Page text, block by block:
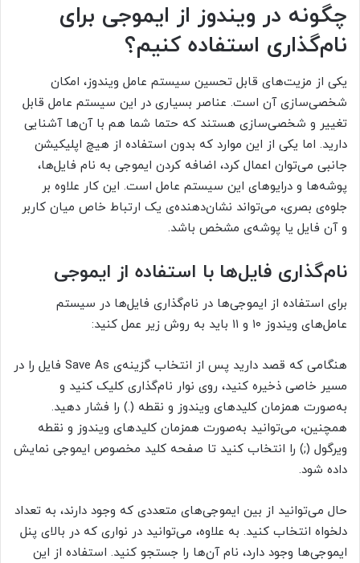
چگونه در ویندوز از ایموجی‌ برای
نام‌گذاری استفاده کنیم؟
یکی از مزیت‌های قابل تحسین سیستم عامل ویندوز، امکان
شخصی‌سازی آن است. عناصر بسیاری در این سیستم‌ عامل قابل
تغییر و شخصی‌سازی هستند که حتما شما هم با آن‌ها آشنایی
دارید. اما یکی از این موارد که بدون استفاده از هیچ اپلیکیشن
جانبی می‌توان اعمال کرد، اضافه کردن ایموجی به نام‌ فایل‌ها،
پوشه‌ها و درایوهای این سیستم عامل است. این کار علاوه بر
جلوه‌ی بصری، می‌تواند نشان‌دهنده‌ی یک ارتباط خاص میان کاربر
و آن فایل یا پوشه‌ی مشخص باشد.
نام‌گذاری فایل‌ها با استفاده از ایموجی
برای استفاده از ایموجی‌ها در نام‌گذاری فایل‌ها در سیستم
عامل‌های ویندوز ۱۰ و ۱۱ باید به روش زیر عمل کنید:
هنگامی که قصد دارید پس از انتخاب گزینه‌ی Save As فایل را در
مسیر خاصی ذخیره کنید، روی نوار نام‌گذاری کلیک کنید و
به‌صورت همزمان کلید‌های ویندوز و نقطه (.) را فشار دهید.
همچنین، می‌توانید به‌صورت همزمان کلید‌های ویندوز و نقطه
ویرگول (;) را انتخاب کنید تا صفحه کلید مخصوص ایموجی‌ نمایش
داده شود.
حال می‌توانید از بین ایموجی‌های متعددی که وجود دارند، به تعداد
دلخواه انتخاب کنید. به علاوه، می‌توانید در نواری که در بالای پنل
ایموجی‌ها وجود دارد، نام آن‌ها را جستجو کنید. استفاده از این